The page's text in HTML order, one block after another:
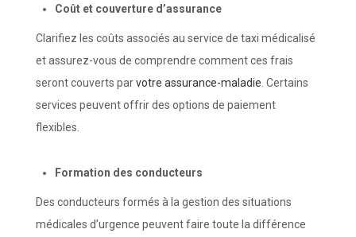
Coût et couverture d’assurance
Clarifiez les coûts associés au service de taxi médicalisé
et assurez-vous de comprendre comment ces frais
seront couverts parvotre assurance-maladie. Certains
services peuvent offrir des options de paiement
flexibles.
Formation des conducteurs
Des conducteurs formés à la gestion des situations
médicales d’urgence peuvent faire toute la différence